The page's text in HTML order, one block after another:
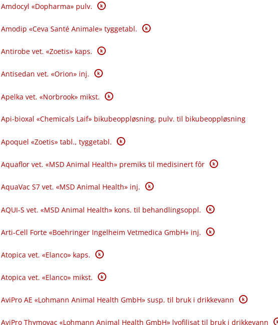
Amdocyl «Dopharma» pulv. K
Amodip «Ceva Santé Animale» tyggetabl. K
Antirobe vet. «Zoetis» kaps. K
Antisedan vet. «Orion» inj. K
Apelka vet. «Norbrook» mikst. K
Api-bioxal «Chemicals Laif» bikubeoppløsning, pulv. til bikubeoppløsning
Apoquel «Zoetis» tabl., tyggetabl. K
Aquaflor vet. «MSD Animal Health» premiks til medisinert fôr K
AquaVac S7 vet. «MSD Animal Health» inj. K
AQUI-S vet. «MSD Animal Health» kons. til behandlingsoppl. K
Arti-Cell Forte «Boehringer Ingelheim Vetmedica GmbH» inj. K
Atopica vet. «Elanco» kaps. K
Atopica vet. «Elanco» mikst. K
AviPro AE «Lohmann Animal Health GmbH» susp. til bruk i drikkevann K
AviPro Thymovac «Lohmann Animal Health GmbH» lyofilisat til bruk i drikkevann K